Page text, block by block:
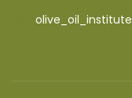
olive_oil_institute